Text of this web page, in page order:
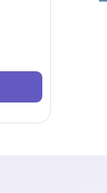
Añadir al